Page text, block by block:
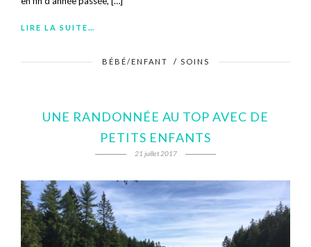
LIRE LA SUITE…
BÉBÉ/ENFANT / SOINS
UNE RANDONNÉE AU TOP AVEC DE
PETITS ENFANTS
21 juillet 2017